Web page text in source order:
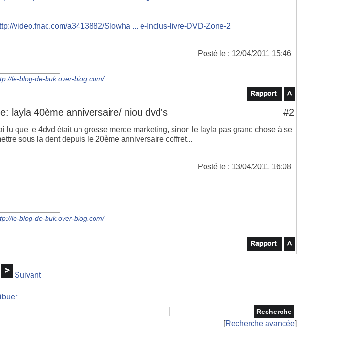
video.fnac.com/a3413882/Slowha ... e-Inclus-livre-DVD-Zone-2
Posté le : 12/04/2011 15:46
le-blog-de-buk.over-blog.com/
layla 40ème anniversaire/ niou dvd's #2
lu que le 4dvd était un grosse merde marketing, sinon le layla pas grand chose à se
sous la dent depuis le 20ème anniversaire coffret...
Posté le : 13/04/2011 16:08
le-blog-de-buk.over-blog.com/
Suivant
[Recherche avancée]